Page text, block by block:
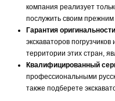
компания реализует
послужить своим прежним
Гарантия
экскаваторов
территории этих стран,
Квалифицированный
профессиональными
также подберете